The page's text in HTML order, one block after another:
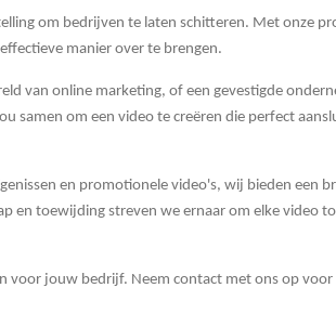
om bedrijven te laten schitteren. Met onze
manier over te brengen.
van online marketing, of een gevestigde
samen om een video te creëren die perfect
en promotionele video's, wij bieden een
en toewijding streven we ernaar om elke video
voor jouw bedrijf. Neem contact met ons op